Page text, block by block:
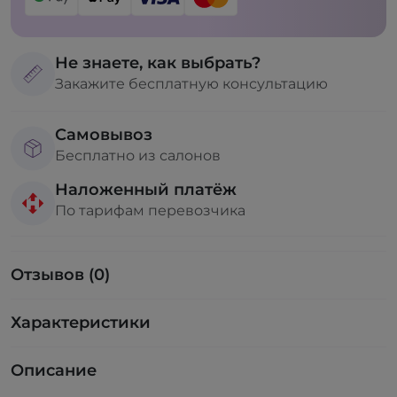
Не знаете, как выбрать?
Закажите бесплатную консультацию
Самовывоз
Бесплатно из салонов
Наложенный платёж
По тарифам перевозчика
Отзывов (0)
Характеристики
Описание